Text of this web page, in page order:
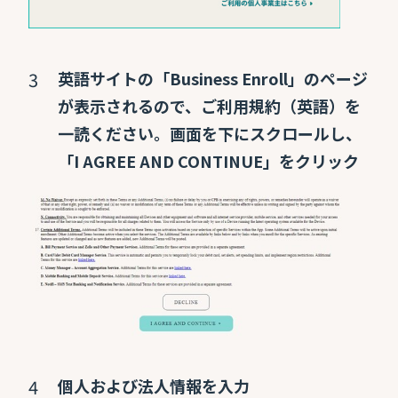
英語サイトの「Business Enroll」のページ
が表示されるので、ご利用規約（英語）を
一読ください。画面を下にスクロールし、
「I AGREE AND CONTINUE」をクリック
個人および法人情報を入力